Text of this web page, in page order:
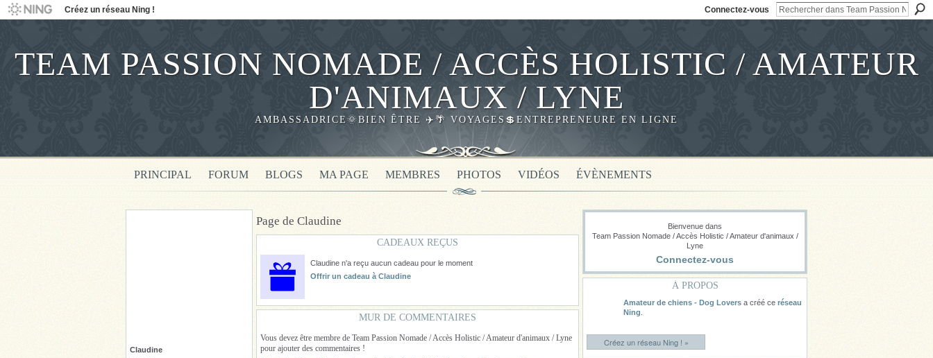
Créez un réseau Ning ! Connectez-vous
TEAM PASSION NOMADE / ACCÈS HOLISTIC / AMATEUR
D'ANIMAUX / LYNE
AMBASSADRICE🌞BIEN ÊTRE ✈️🌴 VOYAGES💲ENTREPRENEURE EN LIGNE
PRINCIPAL FORUM BLOGS MA PAGE MEMBRES PHOTOS VIDÉOS ÉVÈNEMENTS
Claudine
Page de Claudine
CADEAUX REÇUS
Claudine n'a reçu aucun cadeau pour le moment
Offrir un cadeau à Claudine
MUR DE COMMENTAIRES
Vous devez être membre de Team Passion Nomade / Accès Holistic / Amateur d'animaux / Lyne
pour ajouter des commentaires !
Bienvenue dans
Team Passion Nomade / Accès Holistic / Amateur d'animaux /
Lyne
Connectez-vous
À PROPOS
Amateur de chiens - Dog Lovers a créé ce réseau
Ning
Créez un réseau Ning ! »